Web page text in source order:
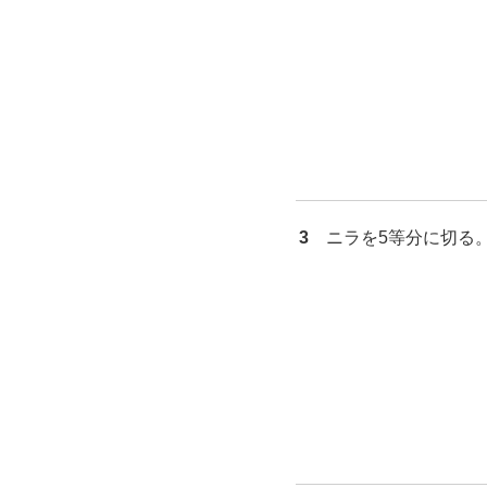
3 ニラを5等分に切る